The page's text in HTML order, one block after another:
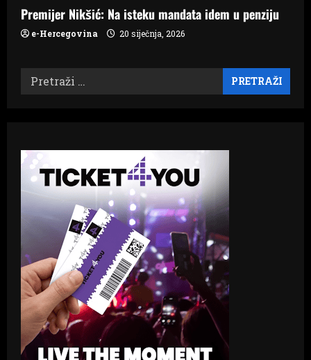
Premijer Nikšić: Na isteku mandata idem u penziju
e-Hercegovina 20 siječnja, 2026
Pretraži: